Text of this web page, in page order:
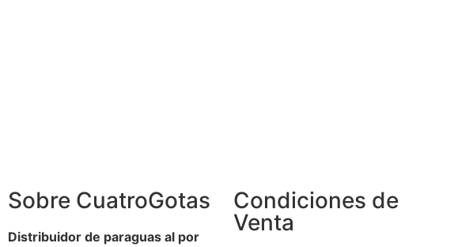
Sobre CuatroGotas
Distribuidor de paraguas al por
Condiciones de
Venta